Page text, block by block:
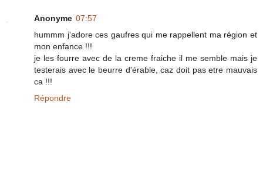
Anonyme 07:57
hummm j'adore ces gaufres qui me rappellent ma région et
mon enfance !!!
je les fourre avec de la creme fraiche il me semble mais je
testerais avec le beurre d'érable, caz doit pas etre mauvais
ca !!!
Répondre